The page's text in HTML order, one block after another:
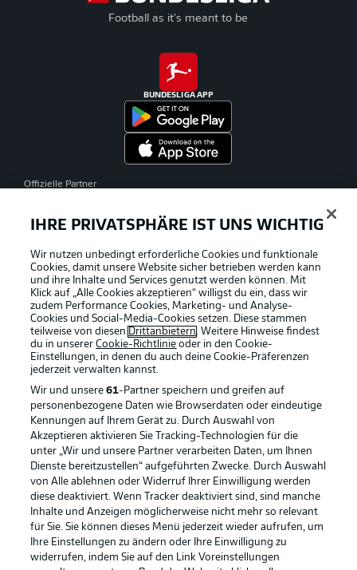
Football as it's meant to be
BUNDESLIGA APP
Offizielle Partner
Rechtliche Hinweise Voreinstellungen verwalten
Datenschutz Nutzungsbedingungen
Broadcaster Kontakt
Jobs Impressum
IHRE PRIVATSPHÄRE IST UNS WICHTIG
Wir nutzen unbedingt erforderliche Cookies und funktionale
Cookies, damit unsere Website sicher betrieben werden kann
und ihre Inhalte und Services genutzt werden können. Mit
Klick auf „Alle Cookies akzeptieren“ willigst du ein, dass wir
zudem Performance Cookies, Marketing- und Analyse-
Cookies und Social-Media-Cookies setzen. Diese stammen
teilweise von diesen Drittanbietern. Weitere Hinweise findest
du in unsererCookie-Richtlinie oder in den Cookie-
Einstellungen, in denen du auch deine Cookie-Präferenzen
jederzeit verwalten kannst.
Wir und unsere61-Partner speichern und greifen auf
personenbezogene Daten wie Browserdaten oder eindeutige
Kennungen auf Ihrem Gerät zu. Durch Auswahl von
Akzeptieren aktivieren Sie Tracking-Technologien für die
unter „Wir und unsere Partner verarbeiten Daten, um Ihnen
Dienste bereitzustellen“ aufgeführten Zwecke. Durch Auswahl
von Alle ablehnen oder Widerruf Ihrer Einwilligung werden
diese deaktiviert. Wenn Tracker deaktiviert sind, sind manche
Inhalte und Anzeigen möglicherweise nicht mehr so relevant
für Sie. Sie können dieses Menü jederzeit wieder aufrufen, um
Ihre Einstellungen zu ändern oder Ihre Einwilligung zu
widerrufen, indem Sie auf den Link Voreinstellungen